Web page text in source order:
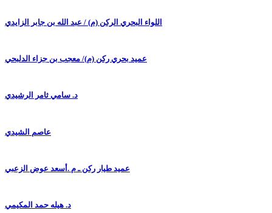
اللواء البحري الركن (م) / عبد الله بن جابر الزايدي
عميد بحري ركن (م)/ معجب بن جزاء الدلبحي
د. سامي ثامر الرشيدي
عاصم الشيدي
عميد طيار ركن ـ م .أسعد عوض الزعبي
د. هيله حمد المكيمي